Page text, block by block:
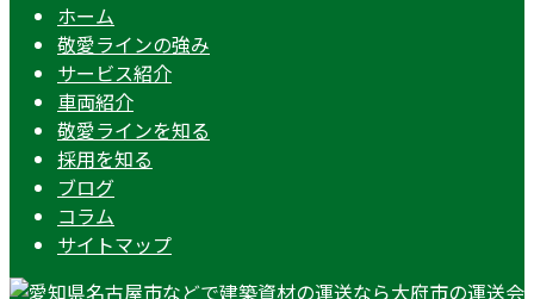
ホーム
敬愛ラインの強み
サービス紹介
車両紹介
敬愛ラインを知る
採用を知る
ブログ
コラム
サイトマップ